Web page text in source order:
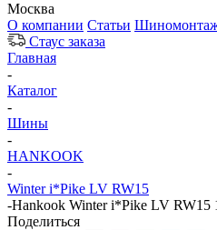
Москва
О компании Статьи
Стаус заказа
Главная
-
Каталог
-
Шины
-
HANKOOK
-
Winter i*Pike LV RW15
-Hankook Winter i*Pike LV RW15
Поделиться